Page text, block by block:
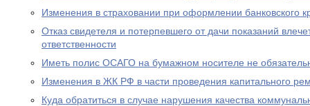
Изменения в страховании при оформлении банковского
Отказ свидетеля и потерпевшего от дачи показаний
ответственности
Иметь полис ОСАГО на бумажном носителе не
Изменения в ЖК РФ в части проведения капитального
Куда обратиться в случае нарушения качества